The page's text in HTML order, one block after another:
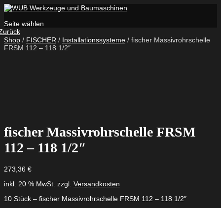
Seite wählen
Shop / FISCHER / Installationssysteme / fischer Massivrohrschelle
FRSM 112 – 118 1/2″
fischer Massivrohrschelle FRSM
112 – 118 1/2″
273,36 €
inkl. 20 % MwSt. zzgl. Versandkosten
10 Stück – fischer Massivrohrschelle FRSM 112 – 118 1/2″